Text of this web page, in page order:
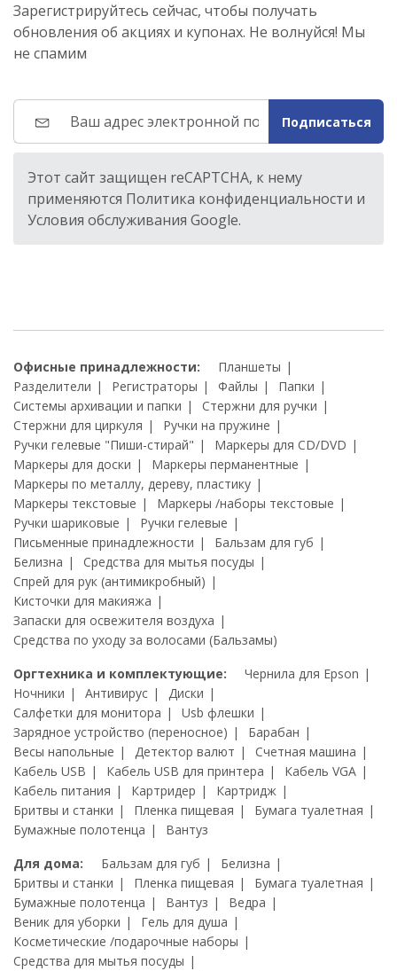
Зарегистрируйтесь сейчас, чтобы получать
обновления об акциях и купонах. Не волнуйся! Мы
не спамим
Подписаться
Этот сайт защищен reCAPTCHA, к нему
применяются Политика конфиденциальности и
Условия обслуживания Google.
Офисные принадлежности:
Планшеты
Разделители
Регистраторы Файлы
Папки
Системы архивации и папки
Стержни для ручки
Стержни для циркуля
Ручки на пружине
Ручки гелевые "Пиши-стирай"
Маркеры для CD/DVD
Маркеры для доски
Маркеры перманентные
Маркеры по металлу, дереву, пластику
Маркеры текстовые
Маркеры /наборы текстовые
Ручки шариковые
Ручки гелевые
Письменные принадлежности
Бальзам для губ
Белизна
Средства для мытья посуды
Спрей для рук (антимикробный)
Кисточки для макияжа
Запаски для освежителя воздуха
Средства по уходу за волосами (Бальзамы)
Оргтехника и комплектующие:
Чернила для Epson
Ночники
Антивирус
Диски
Салфетки для монитора
Usb флешки
Зарядное устройство (переносное)
Барабан
Весы напольные
Детектор валют
Счетная машина
Кабель USB
Кабель USB для принтера
Кабель VGA
Кабель питания
Картридер
Картридж
Бритвы и станки
Пленка пищевая
Бумага туалетная
Бумажные полотенца
Вантуз
Для дома:
Бальзам для губ
Белизна
Бритвы и станки
Пленка пищевая
Бумага туалетная
Бумажные полотенца
Вантуз
Ведра
Веник для уборки
Гель для душа
Косметические /подарочные наборы
Средства для мытья посуды